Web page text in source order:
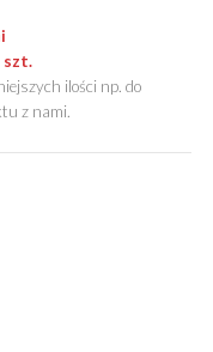
szt.
ilości np. do
z nami.